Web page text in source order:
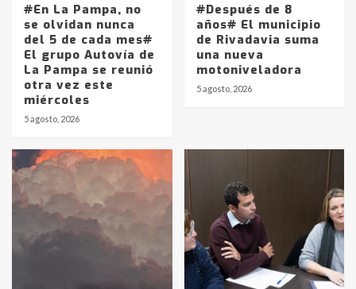
#En La Pampa, no
se olvidan nunca
del 5 de cada mes#
El grupo Autovía de
La Pampa se reunió
otra vez este
miércoles
5 agosto, 2026
#Después de 8
años# El municipio
de Rivadavia suma
una nueva
motoniveladora
5 agosto, 2026